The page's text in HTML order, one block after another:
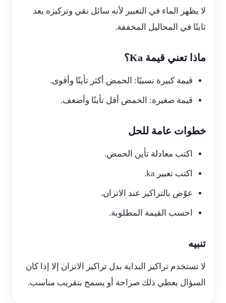
لا يظهر الماء في التعبير لأنه سائل نقي وتركيزه يعد
ثابتًا في المحاليل المخففة.
ماذا تعني قيمة Ka؟
قيمة كبيرة نسبيًا: الحمض أكثر تأينًا وأقوى.
قيمة صغيرة: الحمض أقل تأينًا وأضعف.
خطوات عامة للحل
اكتب معادلة تأين الحمض.
اكتب تعبير ka.
عوّض بالتراكيز عند الاتزان.
احسب القيمة المطلوبة.
تنبيه
لا تستخدم تراكيز البداية بدل تراكيز الاتزان إلا إذا كان
السؤال يعطي ذلك صراحة أو يسمح بتقريب مناسب.